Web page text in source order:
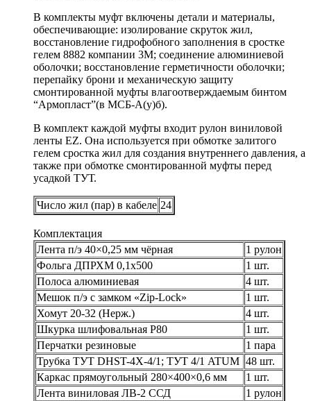
В комплекты муфт включены детали и материалы,
обеспечивающие: изолирование скруток жил,
восстановление гидрофобного заполнения в сростке
гелем 8882 компании 3М; соединение алюминиевой
оболочки; восстановление герметичности оболочки;
перепайку брони и механическую защиту
смонтированной муфты влагоотверждаемым бинтом
“Армопласт”(в МСБ-А(у)б).
В комплект каждой муфты входит рулон виниловой
ленты EZ. Она используется при обмотке залитого
гелем сростка жил для создания внутреннего давления, а
также при обмотке смонтированной муфты перед
усадкой ТУТ.
Число жил (пар) в кабеле 24
Комплектация
Лента п/э 40×0,25 мм чёрная
1 рулон
Фольга ДПРХМ 0,1х500
1 шт.
Полоса алюминиевая
4 шт.
Мешок п/э с замком «Zip-Lock»
1 шт.
Хомут 20-32 (Нерж.)
4 шт.
Шкурка шлифовальная Р80
1 шт.
Перчатки резиновые
1 пара
Трубка ТУТ DHST-4X-4/1; ТУТ 4/1 ATUM 48 шт.
Каркас прямоугольный 280×400×0,6 мм
1 шт.
Лента виниловая ЛВ-2 ССД
1 рулон